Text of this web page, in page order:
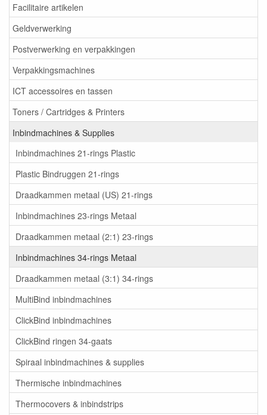
Facilitaire artikelen
Geldverwerking
Postverwerking en verpakkingen
Verpakkingsmachines
ICT accessoires en tassen
Toners / Cartridges & Printers
Inbindmachines & Supplies
Inbindmachines 21-rings Plastic
Plastic Bindruggen 21-rings
Draadkammen metaal (US) 21-rings
Inbindmachines 23-rings Metaal
Draadkammen metaal (2:1) 23-rings
Inbindmachines 34-rings Metaal
Draadkammen metaal (3:1) 34-rings
MultiBind inbindmachines
ClickBind inbindmachines
ClickBind ringen 34-gaats
Spiraal inbindmachines & supplies
Thermische inbindmachines
Thermocovers & inbindstrips